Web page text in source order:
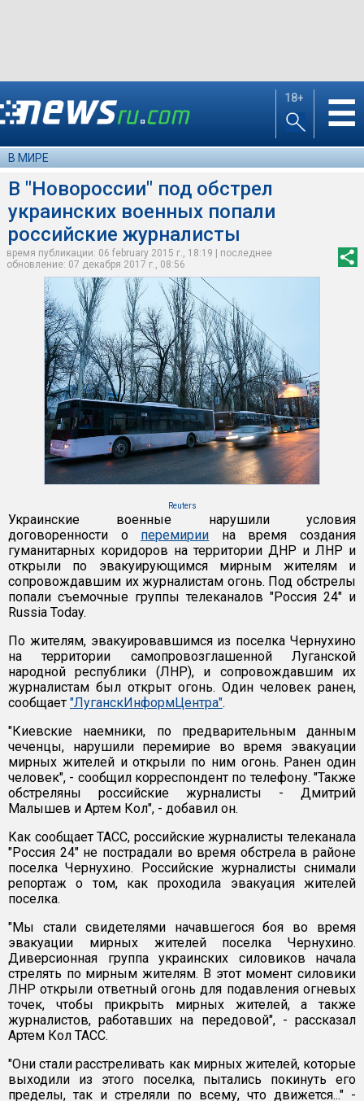
18+ ☰
В МИРЕ
В "Новороссии" под обстрел
украинских военных попали
российские журналисты
время публикации: 06 february 2015 г., 18:19 | последнее
обновление: 07 декабря 2017 г., 08:56
Reuters
Украинские военные нарушили условия
договоренности о перемирии на время создания
гуманитарных коридоров на территории ДНР и ЛНР и
открыли по эвакуирующимся мирным жителям и
сопровождавшим их журналистам огонь. Под обстрелы
попали съемочные группы телеканалов "Россия 24" и
Russia Today.
По жителям, эвакуировавшимся из поселка Чернухино
на территории самопровозглашенной Луганской
народной республики (ЛНР), и сопровождавшим их
журналистам был открыт огонь. Один человек ранен,
сообщает "ЛуганскИнформЦентра".
"Киевские наемники, по предварительным данным
чеченцы, нарушили перемирие во время эвакуации
мирных жителей и открыли по ним огонь. Ранен один
человек", - сообщил корреспондент по телефону. "Также
обстреляны российские журналисты - Дмитрий
Малышев и Артем Кол", - добавил он.
Как сообщает ТАСС, российские журналисты телеканала
"Россия 24" не пострадали во время обстрела в районе
поселка Чернухино. Российские журналисты снимали
репортаж о том, как проходила эвакуация жителей
поселка.
"Мы стали свидетелями начавшегося боя во время
эвакуации мирных жителей поселка Чернухино.
Диверсионная группа украинских силовиков начала
стрелять по мирным жителям. В этот момент силовики
ЛНР открыли ответный огонь для подавления огневых
точек, чтобы прикрыть мирных жителей, а также
журналистов, работавших на передовой", - рассказал
Артем Кол ТАСС.
"Они стали расстреливать как мирных жителей, которые
выходили из этого поселка, пытались покинуть его
пределы, так и стреляли по всему, что движется..." -